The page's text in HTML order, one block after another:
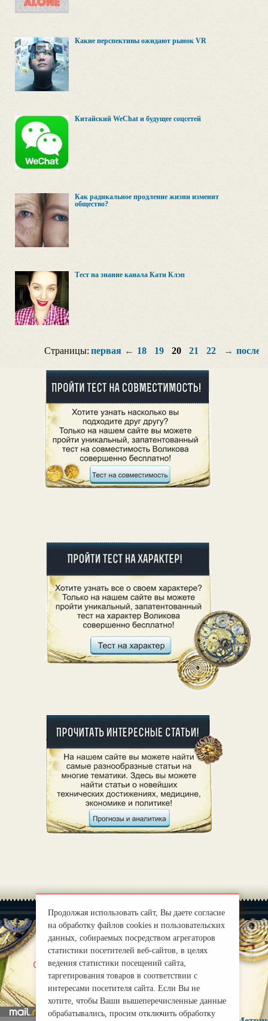
Какие перспективы ожидают рынок VR
Китайский WeChat и будущее соцсетей
Как радикальное продление жизни изменит
общество?
Тест на знание канала Кати Клэп
Страницы: первая ← 18 19 20 21 22 →
О нас |
mirprognoz@mail.ru
Продолжая использовать сайт, Вы даете согласие
на обработку файлов cookies и пользовательских
данных, собираемых посредством агрегаторов
статистики посетителей веб-сайтов, в целях
ведения статистики посещений сайта,
таргетирования товаров в соответствии с
интересами посетителя сайта. Если Вы не
хотите, чтобы Ваши вышеперечисленные данные
обрабатывались, просим отключить обработку